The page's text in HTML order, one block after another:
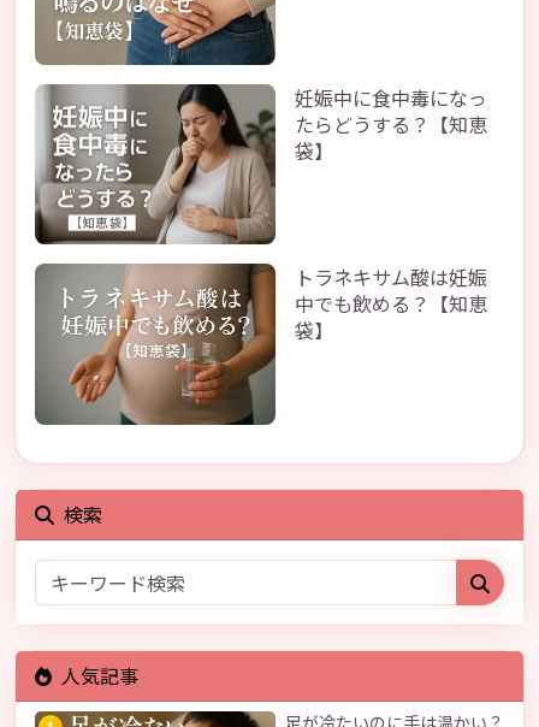
妊娠中に食中毒になっ
たらどうする？【知恵
袋】
トラネキサム酸は妊娠
中でも飲める？【知恵
袋】
検索
人気記事
足が冷たいのに手は温かい？